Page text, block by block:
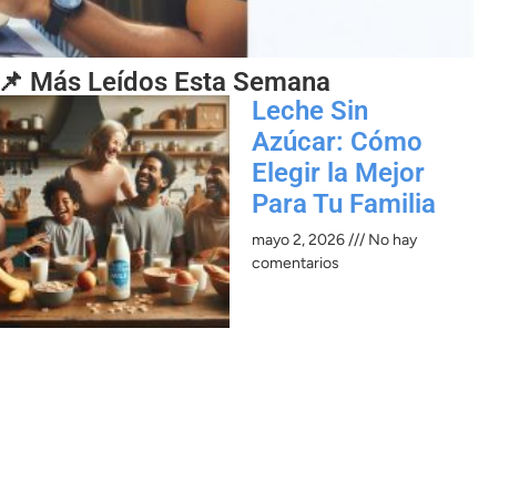
📌 Más Leídos Esta Semana
Leche Sin
Azúcar: Cómo
Elegir la Mejor
Para Tu Familia
mayo 2, 2026
No hay
comentarios